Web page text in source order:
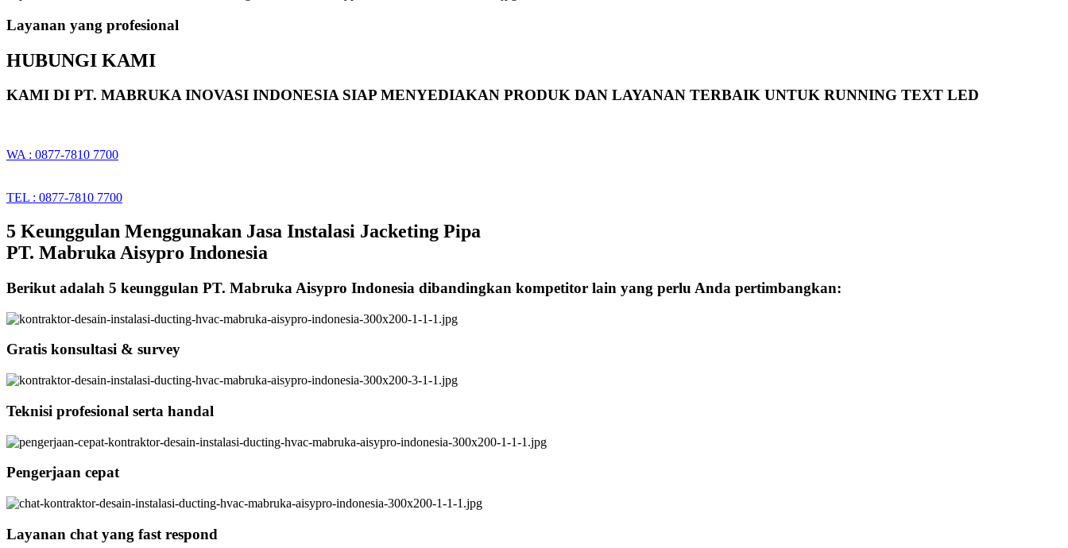
Layanan yang profesional
HUBUNGI KAMI
KAMI DI PT. MABRUKA INOVASI INDONESIA SIAP MENYEDIAKAN PRODUK DAN LAYANAN TERBAIK UNTUK RUNNING TEXT LED​
WA : 0877-7810 7700
TEL : 0877-7810 7700
5 Keunggulan Menggunakan Jasa Instalasi Jacketing Pipa
PT. Mabruka Aisypro Indonesia​
Berikut adalah 5 keunggulan PT. Mabruka Aisypro Indonesia dibandingkan kompetitor lain yang perlu Anda pertimbangkan:
Gratis konsultasi & survey
Teknisi profesional serta handal
Pengerjaan cepat
Layanan chat yang fast respond